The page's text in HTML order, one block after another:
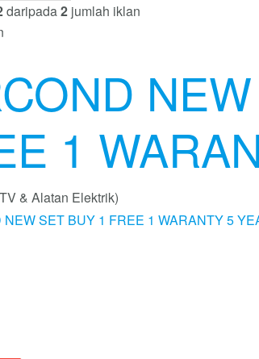
daripada2 jumlah iklan
1
& Alatan Elektrik)